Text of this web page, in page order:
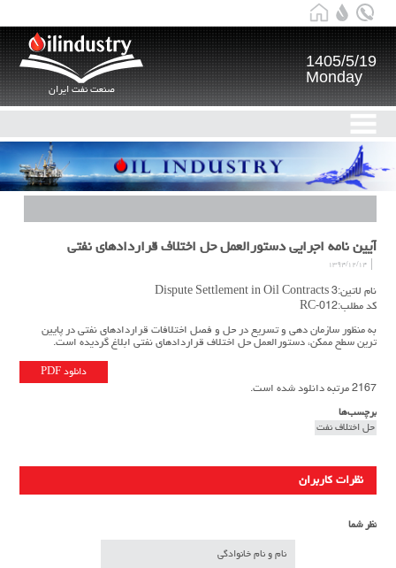
صنعت نفت ایران
1405/5/19
Monday
آیین نامه اجرایی دستورالعمل حل اختلاف قراردادهای نفتی
۱۳۹۴/۱۲/۱۴
نام لاتین:Dispute Settlement in Oil Contracts 3
کد مطلب:RC-012
به منظور سازمان دهی و تسریع در حل و فصل اختلافات قراردادهای نفتی در پایین
ترین سطح ممکن، دستورالعمل حل اختلاف قراردادهای نفتی ابلاغ گردیده است.
دانلود PDF
2167 مرتبه دانلود شده است.
برچسب‌ها
حل اختلاف نفت
نظرات کاربران
نظر شما
نام و نام خانوادگی